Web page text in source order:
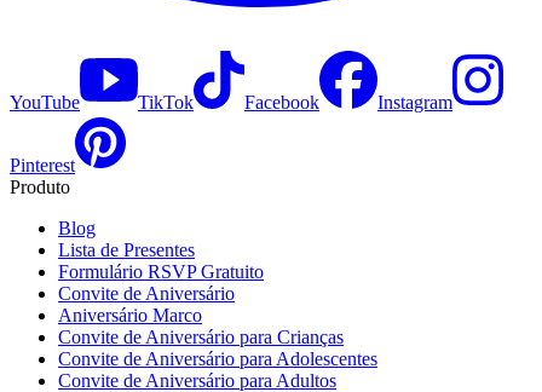
YouTube TikTok Facebook Instagram
Pinterest
Produto
Blog
Lista de Presentes
Formulário RSVP Gratuito
Convite de Aniversário
Aniversário Marco
Convite de Aniversário para Crianças
Convite de Aniversário para Adolescentes
Convite de Aniversário para Adultos